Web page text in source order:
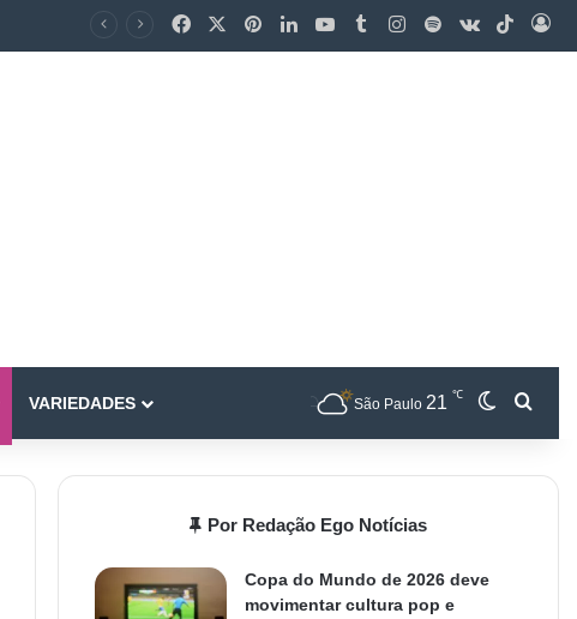
VARIEDADES São Paulo 21 ℃
Por Redação Ego Notícias
Copa do Mundo de 2026 deve
movimentar cultura pop e